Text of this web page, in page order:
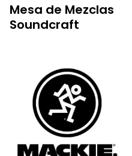
Mesa de Mezclas
Soundcraft